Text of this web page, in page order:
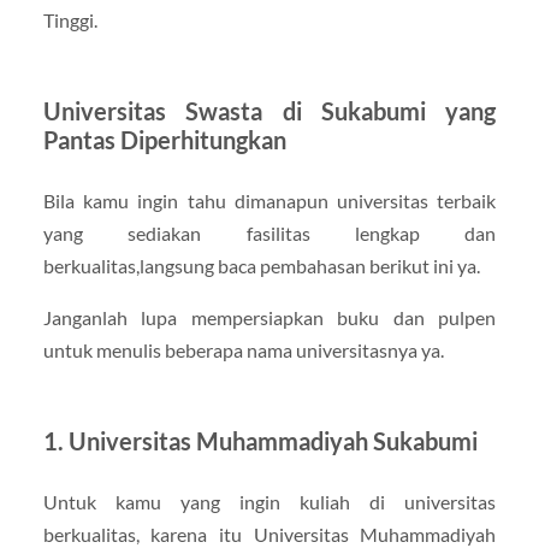
Tinggi.
Universitas Swasta di Sukabumi yang
Pantas Diperhitungkan
Bila kamu ingin tahu dimanapun universitas terbaik
yang sediakan fasilitas lengkap dan
berkualitas,langsung baca pembahasan berikut ini ya.
Janganlah lupa mempersiapkan buku dan pulpen
untuk menulis beberapa nama universitasnya ya.
1. Universitas Muhammadiyah Sukabumi
Untuk kamu yang ingin kuliah di universitas
berkualitas, karena itu Universitas Muhammadiyah